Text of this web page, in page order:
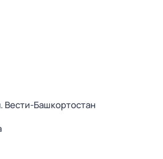
Вести-Башкортостан